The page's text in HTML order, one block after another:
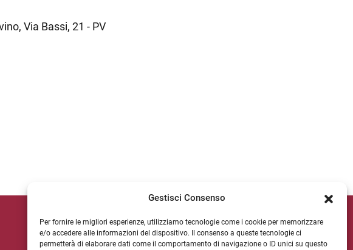
Gestisci Consenso
Per fornire le migliori esperienze, utilizziamo tecnologie come i cookie per memorizzare
e/o accedere alle informazioni del dispositivo. Il consenso a queste tecnologie ci
permetterà di elaborare dati come il comportamento di navigazione o ID unici su questo
Via Bassi, 21 - PV
Social di Ateneo